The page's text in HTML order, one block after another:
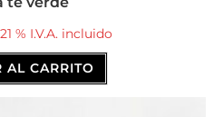
21 % I.V.A. incluido
AL CARRITO